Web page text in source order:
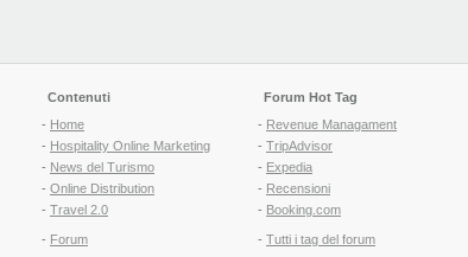
Contenuti
- Home
- Hospitality Online Marketing
- News del Turismo
- Online Distribution
- Travel 2.0
- Forum
Forum Hot Tag
- Revenue Managament
- TripAdvisor
- Expedia
- Recensioni
- Booking.com
- Tutti i tag del forum